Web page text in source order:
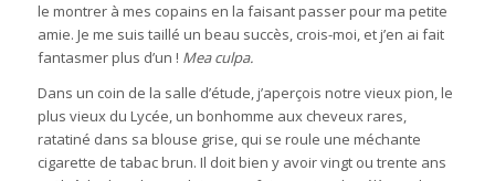
le montrer à mes copains en la faisant passer pour ma petite
amie. Je me suis taillé un beau succès, crois-moi, et j’en ai fait
fantasmer plus d’un ! Mea culpa.
Dans un coin de la salle d’étude, j’aperçois notre vieux pion, le
plus vieux du Lycée, un bonhomme aux cheveux rares,
ratatiné dans sa blouse grise, qui se roule une méchante
cigarette de tabac brun. Il doit bien y avoir vingt ou trente ans